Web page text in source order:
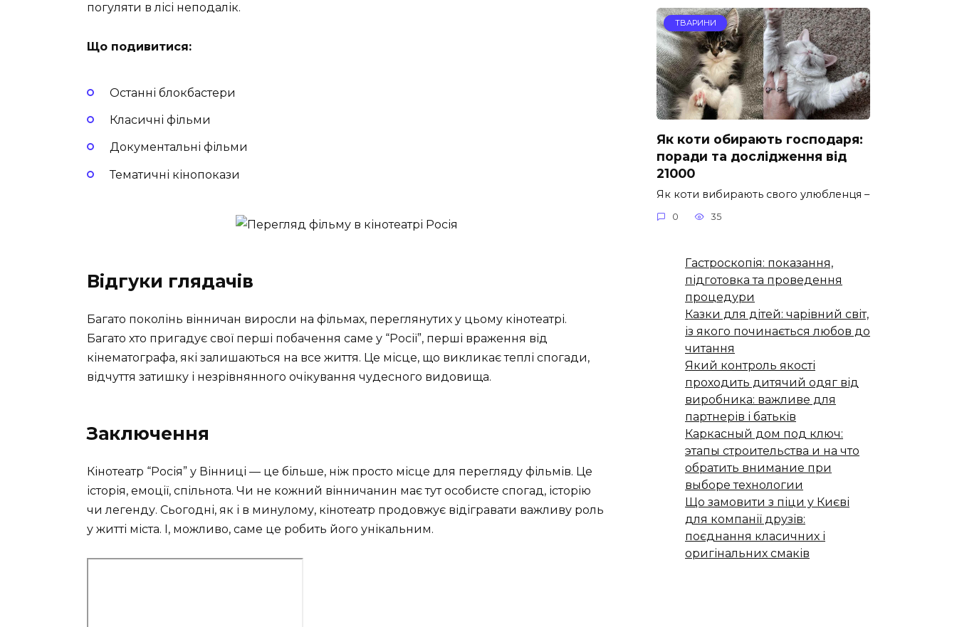
погуляти в лісі неподалік.
Що подивитися:
Останні блокбастери
Класичні фільми
Документальні фільми
Тематичні кінопокази
Відгуки глядачів
Багато поколінь вінничан виросли на фільмах, переглянутих у цьому кінотеатрі.
Багато хто пригадує свої перші побачення саме у “Росії”, перші враження від
кінематографа, які залишаються на все життя. Це місце, що викликає теплі спогади,
відчуття затишку і незрівнянного очікування чудесного видовища.
Заключення
Кінотеатр “Росія” у Вінниці — це більше, ніж просто місце для перегляду фільмів. Це
історія, емоції, спільнота. Чи не кожний вінничанин має тут особисте спогад, історію
чи легенду. Сьогодні, як і в минулому, кінотеатр продовжує відігравати важливу роль
у житті міста. І, можливо, саме це робить його унікальним.
ТВАРИНИ
Як коти обирають господаря:
поради та дослідження від
21000
Як коти вибирають свого улюбленця –
0 35
Гастроскопія: показання,
підготовка та проведення
процедури
Казки для дітей: чарівний світ,
із якого починається любов до
читання
Який контроль якості
проходить дитячий одяг від
виробника: важливе для
партнерів і батьків
Каркасный дом под ключ:
этапы строительства и на что
обратить внимание при
выборе технологии
Що замовити з піци у Києві
для компанії друзів:
поєднання класичних і
оригінальних смаків